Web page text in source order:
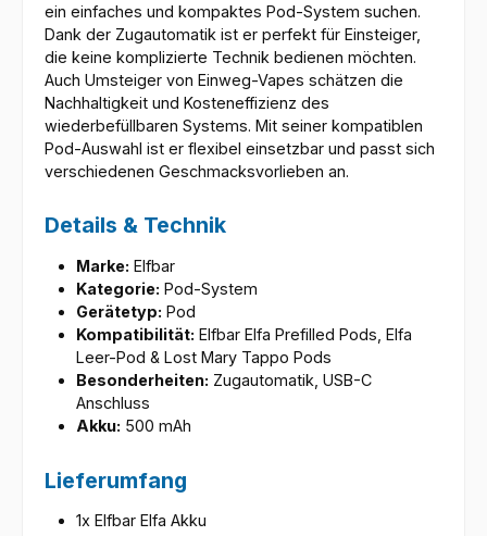
ein einfaches und kompaktes Pod-System suchen.
Dank der Zugautomatik ist er perfekt für Einsteiger,
die keine komplizierte Technik bedienen möchten.
Auch Umsteiger von Einweg-Vapes schätzen die
Nachhaltigkeit und Kosteneffizienz des
wiederbefüllbaren Systems. Mit seiner kompatiblen
Pod-Auswahl ist er flexibel einsetzbar und passt sich
verschiedenen Geschmacksvorlieben an.
Details & Technik
Marke: Elfbar
Kategorie: Pod-System
Gerätetyp: Pod
Kompatibilität: Elfbar Elfa Prefilled Pods, Elfa
Leer-Pod & Lost Mary Tappo Pods
Besonderheiten: Zugautomatik, USB-C
Anschluss
Akku: 500 mAh
Lieferumfang
1x Elfbar Elfa Akku